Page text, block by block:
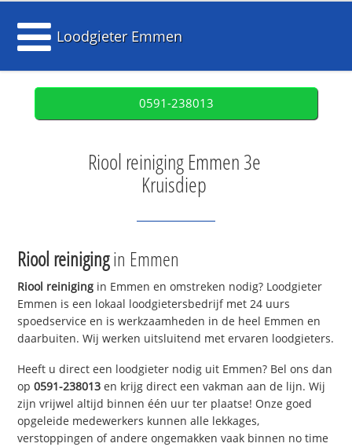
Loodgieter Emmen
0591-238013
Riool reiniging Emmen 3e
Kruisdiep
Riool reinigingin Emmen
Riool reiniging in Emmen en omstreken nodig? Loodgieter
Emmen is een lokaal loodgietersbedrijf met 24 uurs
spoedservice en is werkzaamheden in de heel Emmen en
daarbuiten. Wij werken uitsluitend met ervaren loodgieters.
Heeft u direct een loodgieter nodig uit Emmen? Bel ons dan
op0591-238013 en krijg direct een vakman aan de lijn. Wij
zijn vrijwel altijd binnen één uur ter plaatse! Onze goed
opgeleide medewerkers kunnen alle lekkages,
verstoppingen of andere ongemakken vaak binnen no time